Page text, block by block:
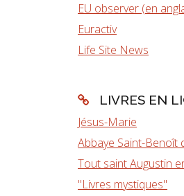
EU observer (en
Euractiv
Life Site News
LIVRES EN
Jésus-Marie
Abbaye Saint-Benoît
Tout saint Augustin
"Livres mystiques"